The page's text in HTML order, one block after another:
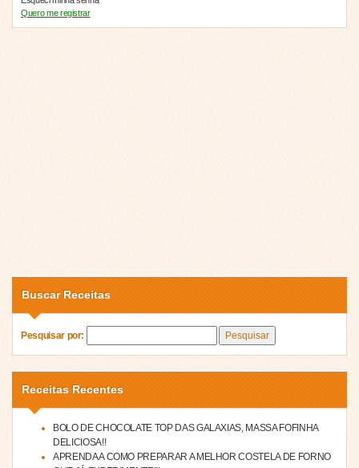
Quero me registrar
Buscar Receitas
Pesquisar por:
Receitas Recentes
BOLO DE CHOCOLATE TOP DAS GALAXIAS, MASSA FOFINHA
DELICIOSA!!
APRENDA A COMO PREPARAR A MELHOR COSTELA DE FORNO